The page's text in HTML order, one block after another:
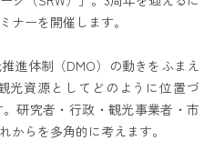
ナーを開催します。
進体制（DMO）の動きをふまえ
光資源としてどのように位置づ
研究者・行政・観光事業者・市
からを多角的に考えます。